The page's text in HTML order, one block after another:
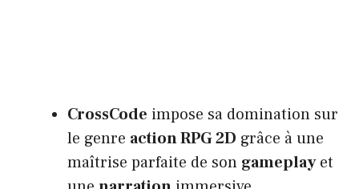
CrossCode impose sa domination sur
le genre action RPG 2D grâce à une
maîtrise parfaite de son gameplayet